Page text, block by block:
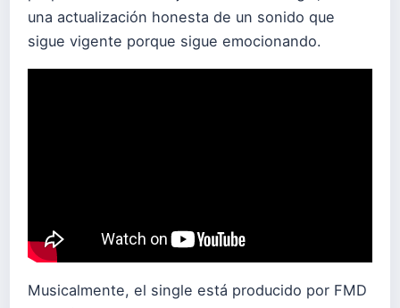
una actualización honesta de un sonido que
sigue vigente porque sigue emocionando.
Musicalmente, el single está producido por FMD